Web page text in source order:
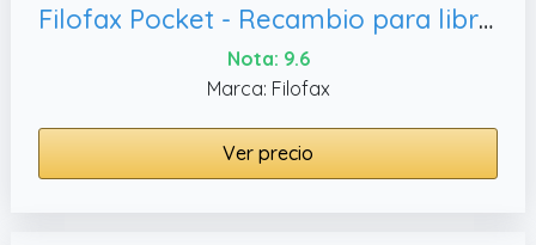
Filofax Pocket - Recambio para libreta de anillas, color crema (en inglés)
Nota: 9.6
Marca: Filofax
Ver precio